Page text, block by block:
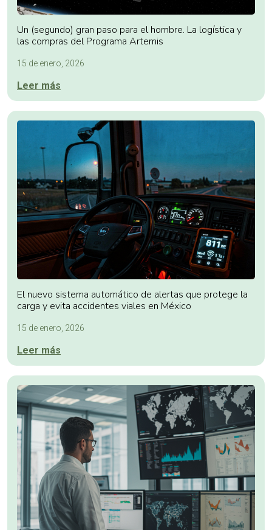
Un (segundo) gran paso para el hombre. La logística y
las compras del Programa Artemis
15 de enero, 2026
Leer más
El nuevo sistema automático de alertas que protege la
carga y evita accidentes viales en México
15 de enero, 2026
Leer más